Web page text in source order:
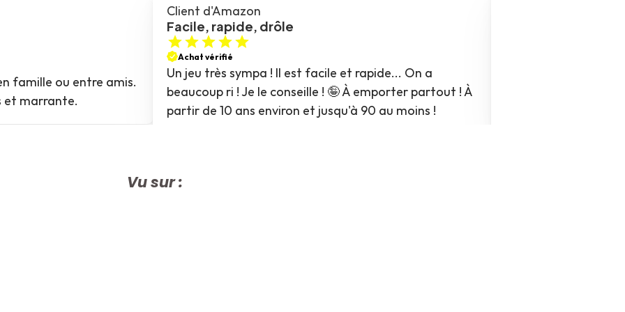
famille ou entre amis.
et marrante.
Client d'Amazon
Facile, rapide, drôle
Achat vérifié
Un jeu très sympa ! Il est facile et rapide... On a
beaucoup ri ! Je le conseille ! 🤪 À emporter partout ! À
partir de 10 ans environ et jusqu'à 90 au moins !
Vu sur :